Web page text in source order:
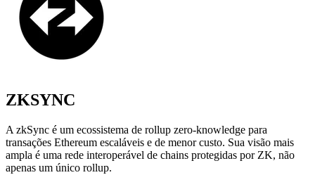
ZKSYNC
A zkSync é um ecossistema de rollup zero-knowledge para
transações Ethereum escaláveis e de menor custo. Sua visão mais
ampla é uma rede interoperável de chains protegidas por ZK, não
apenas um único rollup.